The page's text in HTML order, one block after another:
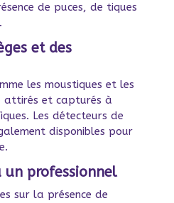
de puces, de tiques
et des
les moustiques et les
attirés et capturés à
Les détecteurs de
disponibles pour
professionnel
sur la présence de